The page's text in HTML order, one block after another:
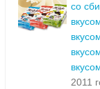
со
2011